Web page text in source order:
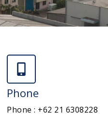
Phone
Phone : +62 21 6308228